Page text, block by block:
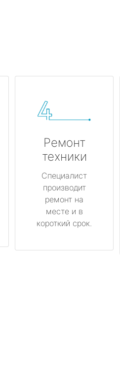
Ремонт
техники
Специалист
производит
ремонт на
месте и в
короткий срок.